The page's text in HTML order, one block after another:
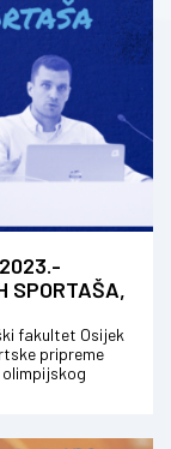
SPORTAŠA,
fakultet Osijek
pripreme